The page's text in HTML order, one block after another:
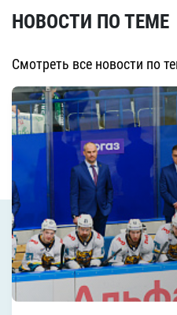
НОВОСТИ ПО ТЕМЕ
Смотреть все новости по